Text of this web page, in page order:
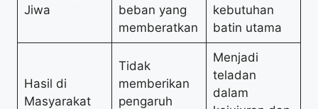
Jiwa
beban yang
memberatkan
kebutuhan
batin utama
Hasil di
Masyarakat
Tidak
memberikan
pengaruh
Menjadi
teladan
dalam